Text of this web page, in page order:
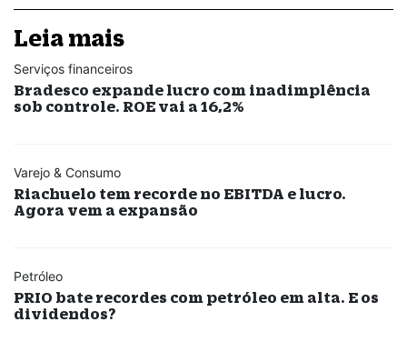
Leia mais
Serviços financeiros
Bradesco expande lucro com inadimplência
sob controle. ROE vai a 16,2%
Varejo & Consumo
Riachuelo tem recorde no EBITDA e lucro.
Agora vem a expansão
Petróleo
PRIO bate recordes com petróleo em alta. E os
dividendos?